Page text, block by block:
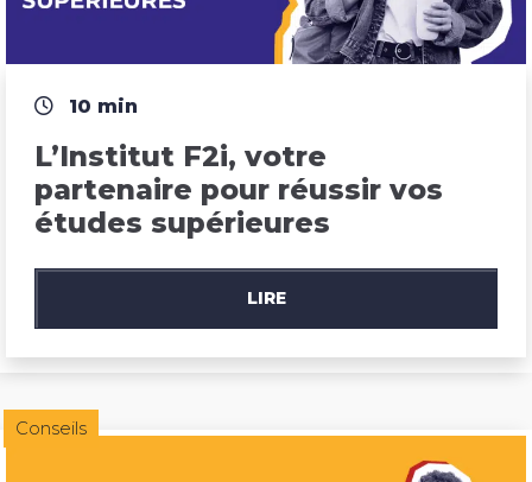
10 min
L’Institut F2i, votre
partenaire pour réussir vos
études supérieures
LIRE
Conseils